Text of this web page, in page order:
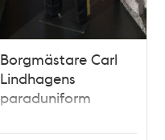
Borgmästare Carl
Lindhagens
paraduniform